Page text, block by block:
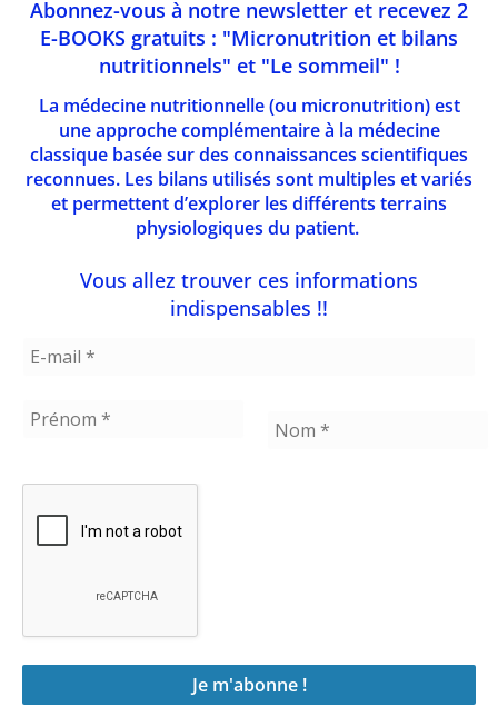
journalier du cortisol
faire un test
avec 4 mesures
de cortisol
salivaire avec
un protocole
qui nous
permet d’avoir
appréciation du
une mesure le matin strictement entre 30
à 40 minutes après le levé (les femmes ont
le plus souvent leur pic autour de 45 min
être effectuée à midi, en après midi et la
Abonnez-vous à notre newsletter et recevez 2
E-BOOKS gratuits : "Micronutrition et bilans
nutritionnels" et "Le sommeil" !
La médecine nutritionnelle (ou micronutrition) est
une approche complémentaire à la médecine
classique basée sur des connaissances scientifiques
reconnues. Les bilans utilisés sont multiples et variés
et permettent d’explorer les différents terrains
physiologiques du patient.
Vous allez trouver ces informations
indispensables !!